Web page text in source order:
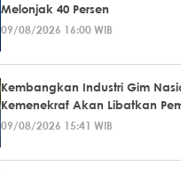
Melonjak 40 Persen
09/08/2026 16:00 WIB
Kembangkan Industri Gim
Kemenekraf Akan Libatkan
09/08/2026 15:41 WIB